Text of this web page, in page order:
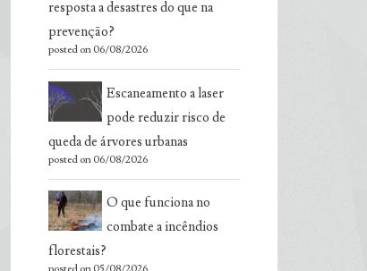
resposta a desastres do que na
prevenção?
posted on 06/08/2026
Escaneamento a laser
pode reduzir risco de
queda de árvores urbanas
posted on 06/08/2026
O que funciona no
combate a incêndios
florestais?